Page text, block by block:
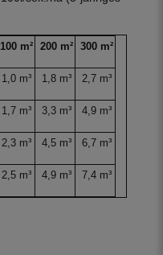
100 m² 200 m² 300 m²
1,0 m³ 1,8 m³ 2,7 m³
1,7 m³ 3,3 m³ 4,9 m³
2,3 m³ 4,5 m³ 6,7 m³
2,5 m³ 4,9 m³ 7,4 m³